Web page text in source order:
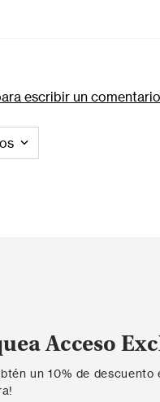
escribir un
Acceso
un 10% de descuento